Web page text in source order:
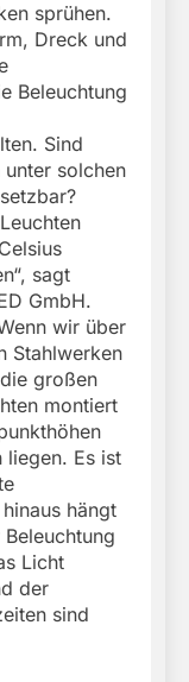
sprühen.
Dreck und
Beleuchtung
Sind
solchen
sagt
GmbH.
wir über
Stahlwerken
großen
montiert
liegen. Es ist
hängt
Licht
der
sind